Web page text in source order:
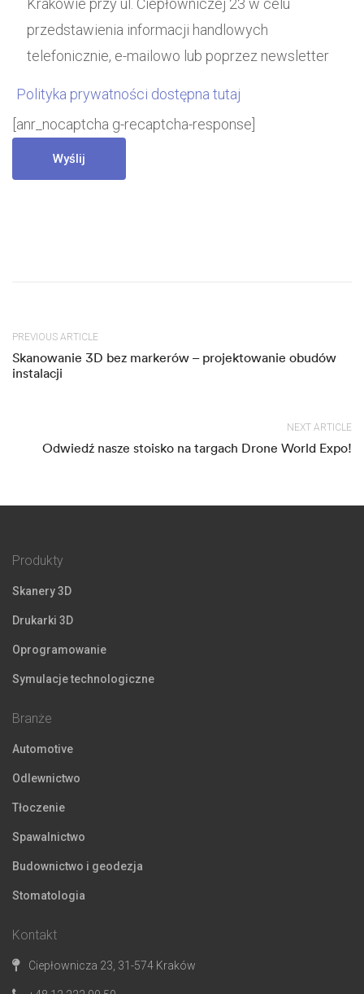
Krakowie przy ul. Ciepłowniczej 23 w celu
przedstawienia informacji handlowych
telefonicznie, e-mailowo lub poprzez newsletter
Polityka prywatności dostępna tutaj
[anr_nocaptcha g-recaptcha-response]
PREVIOUS ARTICLE
Skanowanie 3D bez markerów – projektowanie obudów
instalacji
NEXT ARTICLE
Odwiedź nasze stoisko na targach Drone World Expo!
Produkty
Skanery 3D
Drukarki 3D
Oprogramowanie
Symulacje technologiczne
Branże
Automotive
Odlewnictwo
Tłoczenie
Spawalnictwo
Budownictwo i geodezja
Stomatologia
Kontakt
Ciepłownicza 23, 31-574 Kraków